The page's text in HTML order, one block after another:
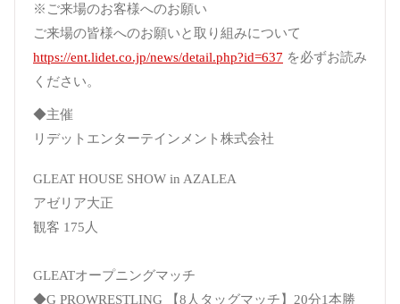
※ご来場のお客様へのお願い
ご来場の皆様へのお願いと取り組みについて
https://ent.lidet.co.jp/news/detail.php?id=637 を必ずお読み
ください。
◆主催
リデットエンターテインメント株式会社
GLEAT HOUSE SHOW in AZALEA
アゼリア大正
観客 175人
GLEATオープニングマッチ
◆G PROWRESTLING 【8人タッグマッチ】20分1本勝